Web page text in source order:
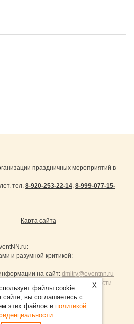
праздничных мероприятий в
тел. 8-920-253-22-14, 8-999-077-15-
Карта сайта
:
и разумной критикой:
на сайт: dmitry@eventnn.ru
и политика конфиденциальности
X
файлы cookie.
сайте, вы соглашаетесь с
этих файлов и политикой
.